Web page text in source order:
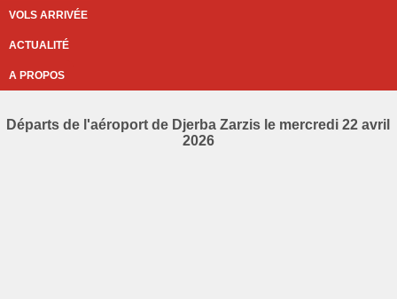
VOLS ARRIVÉE
ACTUALITÉ
A PROPOS
Départs de l'aéroport de Djerba Zarzis le mercredi 22 avril
2026